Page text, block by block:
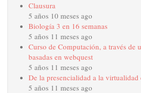
Clausura
5 años 10 meses ago
Biología 3 en 16 semanas
5 años 11 meses ago
Curso de Computación, a través de
basadas en webquest
5 años 11 meses ago
De la presencialidad a la virtualidad
5 años 11 meses ago